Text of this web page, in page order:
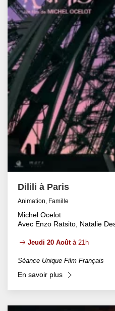
Dilili à Paris
Animation, Famille
Michel Ocelot
Avec Enzo Ratsito, Natalie
Jeudi 20 Aoûtà 21h
Séance Unique Film Français
En savoir plus